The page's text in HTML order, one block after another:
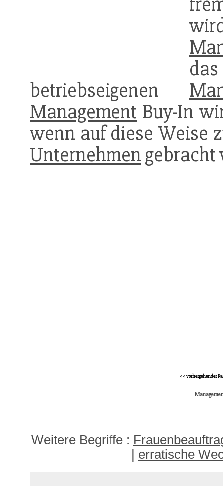
betriebseigenen
Management Buy-In
wenn auf diese Weise
Unternehmengebracht
<< vorhergehender
Weitere Begriffe :
erratische